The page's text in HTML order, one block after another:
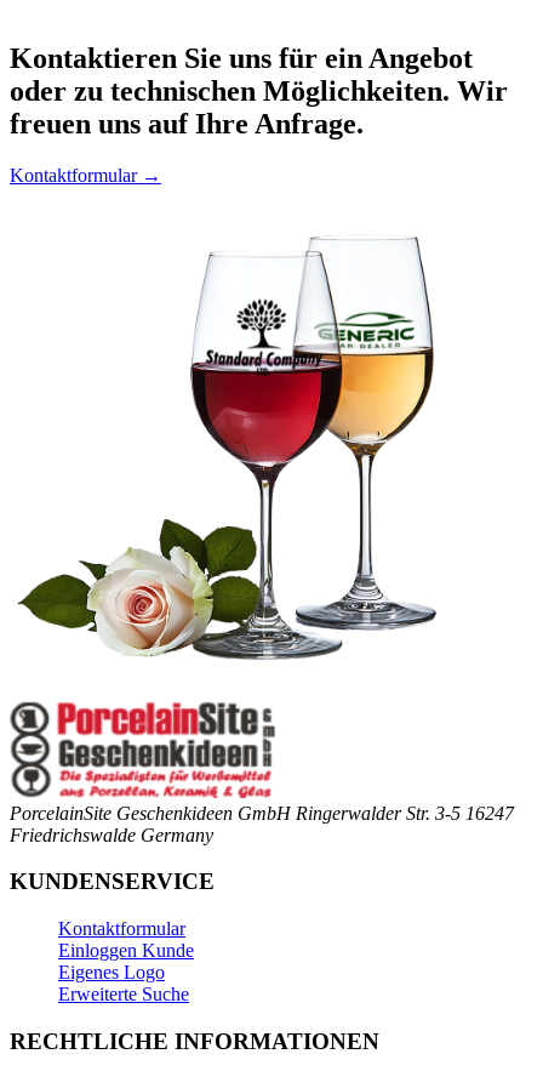
Kontaktieren Sie uns für ein Angebot
oder zu technischen Möglichkeiten. Wir
freuen uns auf Ihre Anfrage.
Kontaktformular →
PorcelainSite Geschenkideen GmbH Ringerwalder Str. 3-5 16247
Friedrichswalde Germany
KUNDENSERVICE
Kontaktformular
Einloggen Kunde
Eigenes Logo
Erweiterte Suche
RECHTLICHE INFORMATIONEN